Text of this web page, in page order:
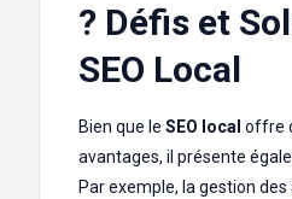
? Défis et
SEO Local
Bien que le SEO local offre
avantages, il présente
Par exemple, la gestion